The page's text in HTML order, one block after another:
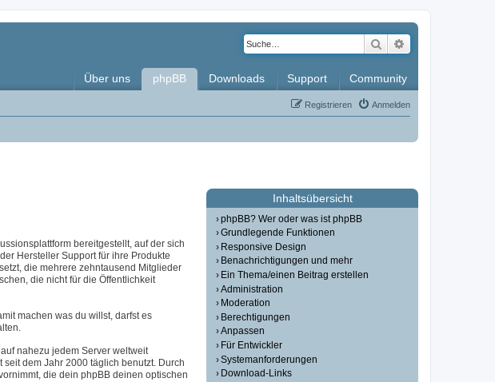
Suche
Über uns phpBB Downloads Support Community
Anmelden
Registrieren
bereitgestellt, auf der sich
Hersteller Support für ihre Produkte
die mehrere zehntausend Mitglieder
die nicht für die Öffentlichkeit
machen was du willst, darfst es
nahezu jedem Server weltweit
dem Jahr 2000 täglich benutzt. Durch
die dein phpBB deinen optischen
Inhaltsübersicht
phpBB? Wer oder was ist phpBB
Grundlegende Funktionen
Responsive Design
Benachrichtigungen und mehr
Ein Thema/einen Beitrag erstellen
Administration
Moderation
Berechtigungen
Anpassen
Für Entwickler
Systemanforderungen
Download-Links